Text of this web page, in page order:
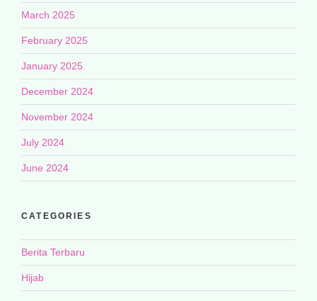
March 2025
February 2025
January 2025
December 2024
November 2024
July 2024
June 2024
CATEGORIES
Berita Terbaru
Hijab